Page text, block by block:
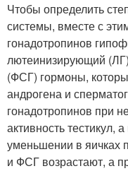
Чтобы определить
системы, вместе с
гонадотропинов
лютеинизирующий
(ФСГ) гормоны,
андрогена и
гонадотропинов при
активность тестикул,
уменьшении в яичках
и ФСГ возрастают, а